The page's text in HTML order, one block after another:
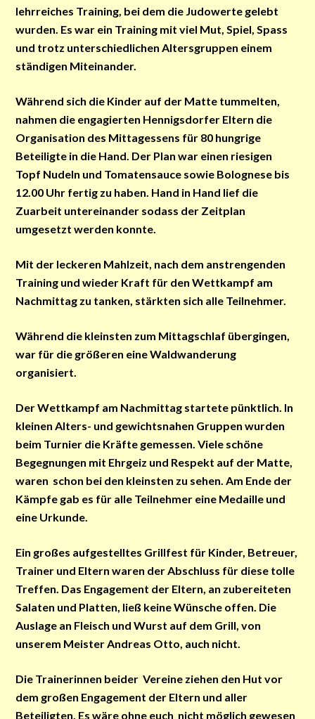
lehrreiches Training, bei dem die Judowerte gelebt
wurden. Es war ein Training mit viel Mut, Spiel, Spass
und trotz unterschiedlichen Altersgruppen einem
ständigen Miteinander.
Während sich die Kinder auf der Matte tummelten,
nahmen die engagierten Hennigsdorfer Eltern die
Organisation des Mittagessens für 80 hungrige
Beteiligte in die Hand. Der Plan war einen riesigen
Topf Nudeln und Tomatensauce sowie Bolognese bis
12.00 Uhr fertig zu haben. Hand in Hand lief die
Zuarbeit untereinander sodass der Zeitplan
umgesetzt werden konnte.
Mit der leckeren Mahlzeit, nach dem anstrengenden
Training und wieder Kraft für den Wettkampf am
Nachmittag zu tanken, stärkten sich alle Teilnehmer.
Während die kleinsten zum Mittagschlaf übergingen,
war für die größeren eine Waldwanderung
organisiert.
Der Wettkampf am Nachmittag startete pünktlich. In
kleinen Alters- und gewichtsnahen Gruppen wurden
beim Turnier die Kräfte gemessen. Viele schöne
Begegnungen mit Ehrgeiz und Respekt auf der Matte,
waren schon bei den kleinsten zu sehen. Am Ende der
Kämpfe gab es für alle Teilnehmer eine Medaille und
eine Urkunde.
Ein großes aufgestelltes Grillfest für Kinder, Betreuer,
Trainer und Eltern waren der Abschluss für diese tolle
Treffen. Das Engagement der Eltern, an zubereiteten
Salaten und Platten, ließ keine Wünsche offen. Die
Auslage an Fleisch und Wurst auf dem Grill, von
unserem Meister Andreas Otto, auch nicht.
Die Trainerinnen beider Vereine ziehen den Hut vor
dem großen Engagement der Eltern und aller
Beteiligten. Es wäre ohne euch nicht möglich gewesen